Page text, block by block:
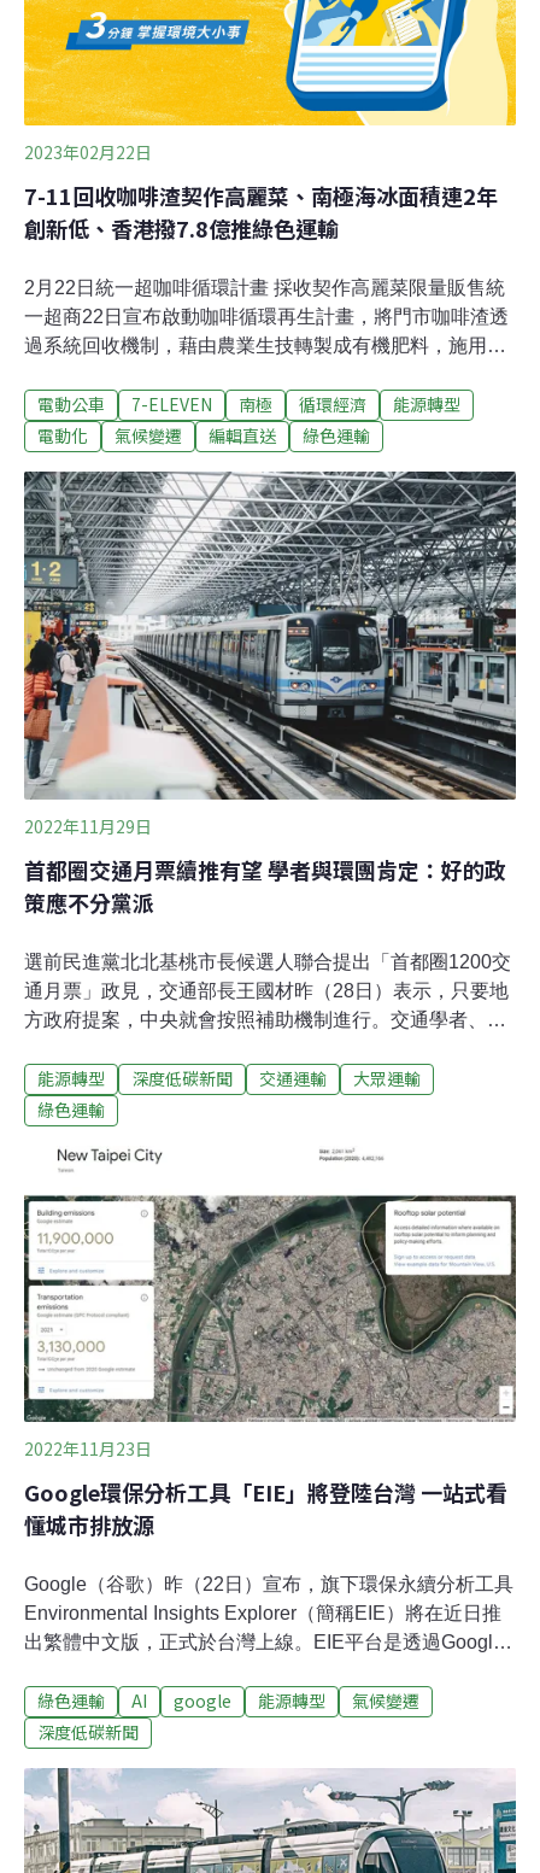
局各自為政，全然沒有綠色永續運輸的整體規劃，各局處
應聯合分析此計畫必要性。李建宏強調，「步
2023年02月22日
7-11回收咖啡渣契作高麗菜、南極海冰面積連2年
創新低、香港撥7.8億推綠色運輸
2月22日統一超咖啡循環計畫 採收契作高麗菜限量販售統
一超商22日宣布啟動咖啡循環再生計畫，將門市咖啡渣透
過系統回收機制，藉由農業生技轉製成有機肥料，施用於
整顆新鮮販售。首批回收再生咖啡渣近1公噸，預計採收
約1.2萬顆高麗菜，可製作70萬個鮮食便當配菜。（中央社
維護區」3月上路新北市3月1日將新增劃設「西濱海岸空
氣品質維護區」，係將原公告的「台北港空氣品質維護
區」管制範圍擴大至西濱快速道路及濱海公路，並將八里
垃圾焚化廠、八里垃圾掩埋場與台電林口發電廠及其進出
道路劃入，針對全期別柴油大客貨車進行管制及檢測，為
全國管制最嚴、管制範圍最大的空氣品質維護區。
電動公車 7-ELEVEN 南極 循環經濟
能源轉型
電動化
氣候變遷 編輯直送 綠色運輸
2022年11月29日
首都圈交通月票續推有望 學者與環團肯定：好的政
策應不分黨派
選前民進黨北北基桃市長候選人聯合提出「首都圈1200交
通月票」政見，交通部長王國材昨（28日）表示，只要地
方政府提案，中央就會按照補助機制進行。交通學者、環
運、機捷有助大眾運輸整合，至於降價是否有助提高使用
人次，則可以再觀察。交通月票方向正確 環團：好的政策
1200交通月票」政見，但是今年地方選舉民進黨大敗，首
都圈四縣市皆為國民黨拿下，外界關心1200交通月票是否
持續推動，媽媽氣候行動聯盟秘書長楊順美認為，好的政
策本該不分黨派執行，中央甚至應主動強化、提升大眾運
輸作為。地球公民基金會顧問蔡中岳也認為首都圈月票方
向正確，納入台鐵、客運、機捷有助大眾運輸整合，提高
民眾熟悉不同的大眾運輸系統，以及互相利用的可能性。
至於降價是否有助提高使用人次，則可以再觀察。
能源轉型 深度低碳新聞 交通運輸
大眾運輸
綠色運輸
2022年11月23日
Google環保分析工具「EIE」將登陸台灣 一站式看
懂城市排放源
Google（谷歌）昨（22日）宣布，旗下環保永續分析工具
Environmental Insights Explorer（簡稱EIE）將在近日推
出繁體中文版，正式於台灣上線。EIE平台是透過Google
潛力，除了提供政府做為決策基礎，也提供給一般大眾瀏
覽取用。目前全台只有新北市加入EIE，新北市交通局也
與行動。Google表示，台灣政府相當重視永續發展，除落
實在地減碳行動之外，希望也能透過科技工具協助，為台
灣企業與社會帶來實質的幫助。一站式分析城市碳排放來
綠色運輸 AI google 能源轉型
氣候變遷
深度低碳新聞